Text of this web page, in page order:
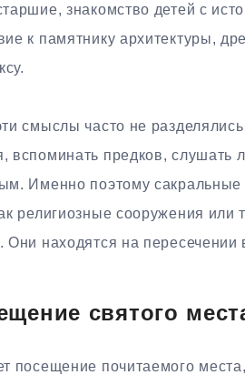
знакомство детей с
к памятнику архитектуры,
смыслы часто не
вспоминать предков, слушать
Именно поэтому сакральные
религиозные сооружения или
Они находятся на
святого
посещение почитаемого